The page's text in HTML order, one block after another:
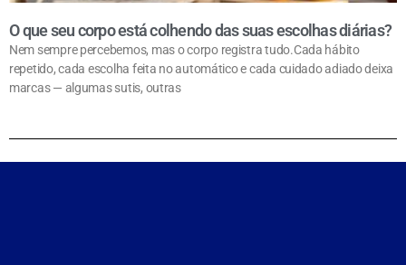
O que seu corpo está colhendo das suas escolhas diárias?
Nem sempre percebemos, mas o corpo registra tudo.Cada hábito
repetido, cada escolha feita no automático e cada cuidado adiado deixa
marcas — algumas sutis, outras